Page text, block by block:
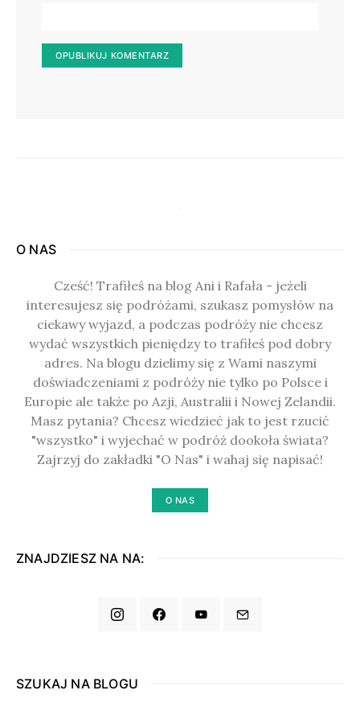
O NAS
Cześć! Trafiłeś na blog Ani i Rafała - jeżeli
interesujesz się podróżami, szukasz pomysłów na
ciekawy wyjazd, a podczas podróży nie chcesz
wydać wszystkich pieniędzy to trafiłeś pod dobry
adres. Na blogu dzielimy się z Wami naszymi
doświadczeniami z podróży nie tylko po Polsce i
Europie ale także po Azji, Australii i Nowej Zelandii.
Masz pytania? Chcesz wiedzieć jak to jest rzucić
"wszystko" i wyjechać w podróż dookoła świata?
Zajrzyj do zakładki "O Nas" i wahaj się napisać!
O NAS
ZNAJDZIESZ NA NA:
SZUKAJ NA BLOGU